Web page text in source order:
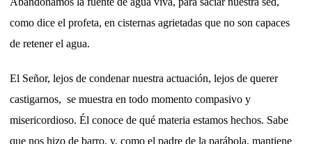
como dice el profeta, en cisternas agrietadas que no son capaces
de retener el agua.
El Señor, lejos de condenar nuestra actuación, lejos de querer
castigarnos, se muestra en todo momento compasivo y
misericordioso. Él conoce de qué materia estamos hechos. Sabe
que nos hizo de barro, y, como el padre de la parábola, mantiene